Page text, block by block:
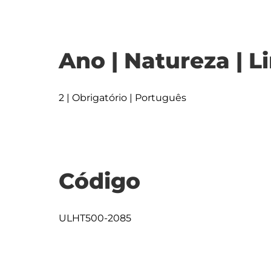
Ano | Natureza |
2 | Obrigatório | Português
Código
ULHT500-2085